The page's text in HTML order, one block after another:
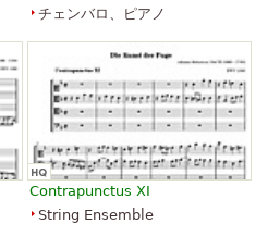
チェンバロ、ピアノ
Contrapunctus XI
String Ensemble